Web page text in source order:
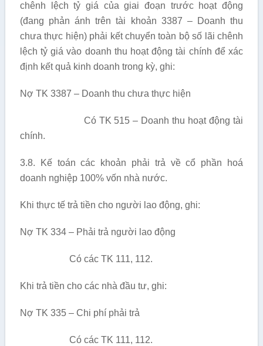
chênh lệch tỷ giá của giai đoạn trước hoạt động
(đang phản ánh trên tài khoản 3387 – Doanh thu
chưa thực hiện) phải kết chuyển toàn bộ số lãi chênh
lệch tỷ giá vào doanh thu hoạt động tài chính để xác
định kết quả kinh doanh trong kỳ, ghi:
Nợ TK 3387 – Doanh thu chưa thực hiện
Có TK 515 – Doanh thu hoạt động tài
chính.
3.8. Kế toán các khoản phải trả về cổ phần hoá
doanh nghiệp 100% vốn nhà nước.
Khi thực tế trả tiền cho người lao động, ghi:
Nợ TK 334 – Phải trả người lao động
Có các TK 111, 112.
Khi trả tiền cho các nhà đầu tư, ghi:
Nợ TK 335 – Chi phí phải trả
Có các TK 111, 112.